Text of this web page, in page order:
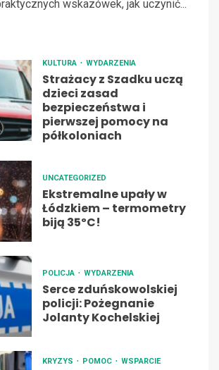
wskazówek, jak uczynić...
KULTURA WYDARZENIA
Strażacy z Szadku uczą
dzieci zasad
bezpieczeństwa i
pierwszej pomocy na
półkoloniach
UNCATEGORIZED
Ekstremalne upały w
Łódzkiem – termometry
biją 35ºC!
POLICJA WYDARZENIA
Serce zduńskowolskiej
policji: Pożegnanie
Jolanty Kochelskiej
KRYZYS POMOC WSPARCIE